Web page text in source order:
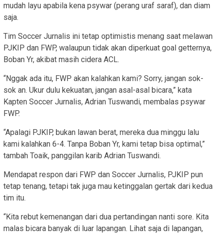
mudah layu apabila kena psywar (perang uraf saraf), dan diam
saja.
Tim Soccer Jurnalis ini tetap optimistis menang saat melawan
PJKIP dan FWP, walaupun tidak akan diperkuat goal getternya,
Boban Yr, akibat masih cidera ACL.
“Nggak ada itu, FWP akan kalahkan kami? Sorry, jangan sok-
sok an. Ukur dulu kekuatan, jangan asal-asal bicara,” kata
Kapten Soccer Jurnalis, Adrian Tuswandi, membalas psywar
FWP.
“Apalagi PJKIP, bukan lawan berat, mereka dua minggu lalu
kami kalahkan 6-4. Tanpa Boban Yr, kami tetap bisa optimal,”
tambah Toaik, panggilan karib Adrian Tuswandi.
Mendapat respon dari FWP dan Soccer Jurnalis, PJKIP pun
tetap tenang, tetapi tak juga mau ketinggalan gertak dari kedua
tim itu.
“Kita rebut kemenangan dari dua pertandingan nanti sore. Kita
malas bicara banyak di luar lapangan. Lihat saja di lapangan,